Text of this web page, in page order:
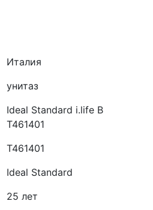
Италия
унитаз
Ideal Standard i.life B
T461401
T461401
Ideal Standard
25 лет